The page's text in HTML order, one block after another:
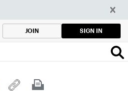
JOIN SIGN IN